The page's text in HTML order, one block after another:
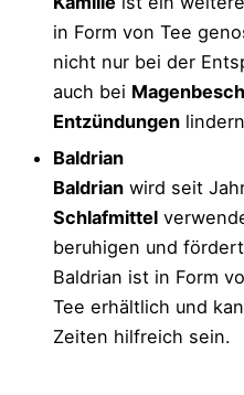
in Form von Tee
nicht nur bei der
auch bei
Entzündungen
Baldrian
Baldrian wird seit
Schlafmittel
beruhigen und
Baldrian ist in Form
Tee erhältlich und
Zeiten hilfreich sein.